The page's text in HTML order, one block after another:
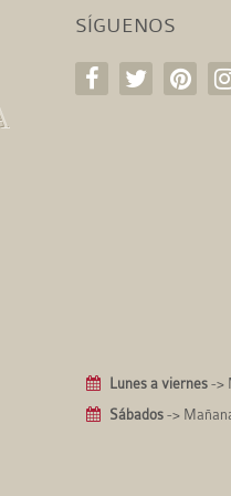
SÍGUENOS
Lunes a viernes ->
Sábados ->